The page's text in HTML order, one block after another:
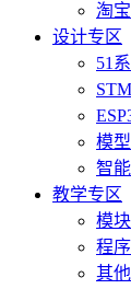
淘
设计专区
51
模
智
教学专区
模
程
其